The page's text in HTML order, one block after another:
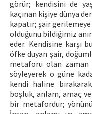
görür; kendisini de
kaçınan kişiye dünya
kapatır; şair
olduğunu bildiğimiz
eder. Kendisine karşı
öfke duyan şair,
metaforu olan zaman
söyleyerek o güne
kendi haline
boşluk, anlam, amaç
bir metafordur;